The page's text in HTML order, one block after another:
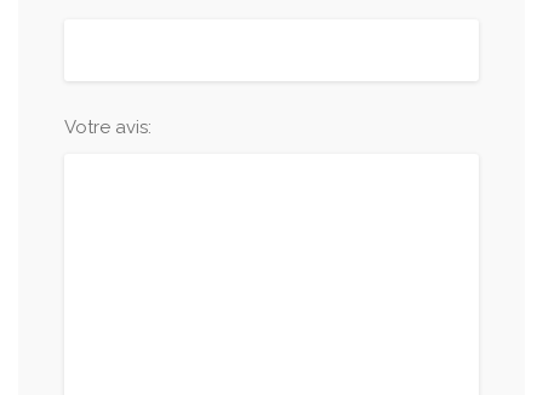
Votre avis: